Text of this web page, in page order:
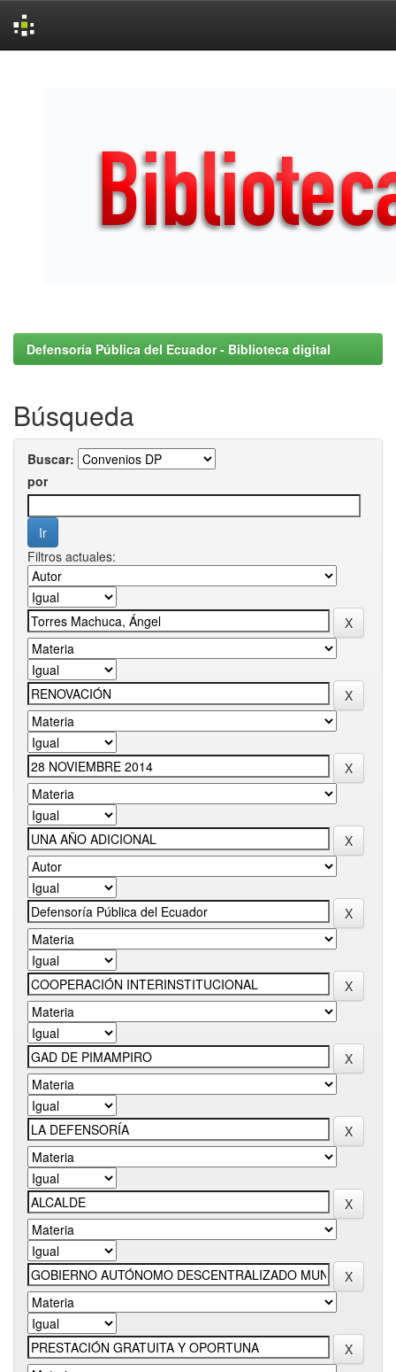
Defensoría Pública del Ecuador - Biblioteca digital
Búsqueda
Buscar:
por
Filtros actuales: